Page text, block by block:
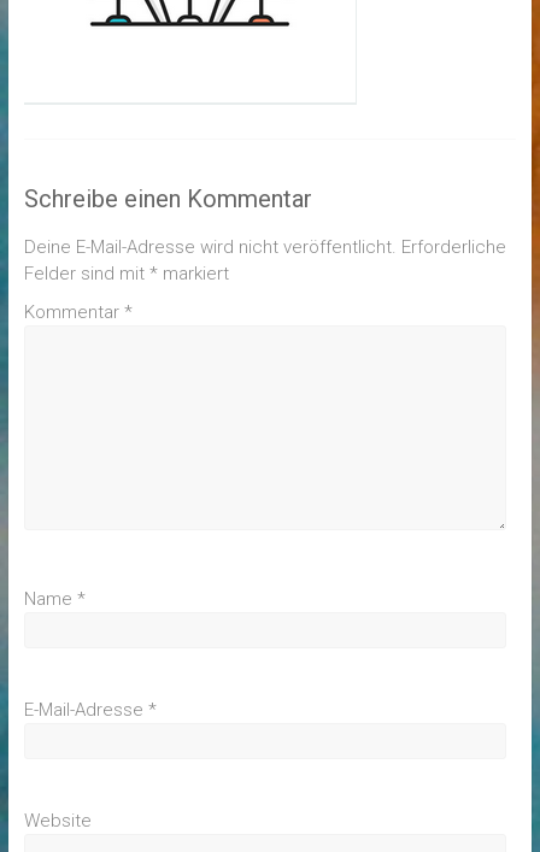
Schreibe einen Kommentar
Deine E-Mail-Adresse wird nicht veröffentlicht. Erforderliche
Felder sind mit *markiert
Kommentar *
Name *
E-Mail-Adresse *
Website